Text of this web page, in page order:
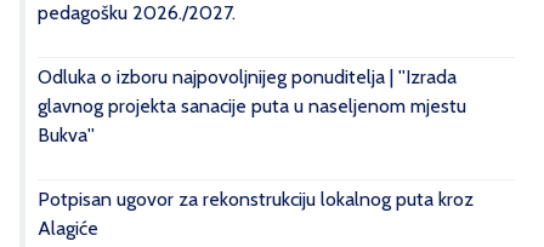
pedagošku 2026./2027.
Odluka o izboru najpovoljnijeg ponuditelja | ''Izrada
glavnog projekta sanacije puta u naseljenom mjestu
Bukva''
Potpisan ugovor za rekonstrukciju lokalnog puta kroz
Alagiće